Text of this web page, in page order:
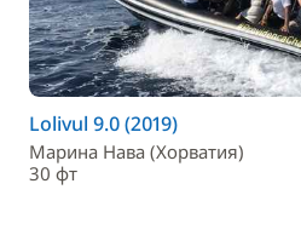
Lolivul 9.0 (2019)
Марина Нава (Хорватия)
30 фт